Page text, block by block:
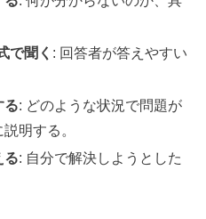
で聞く : 回答者が答えやすい
る: どのような状況で問題が
明する。
る: 自分で解決しようとした